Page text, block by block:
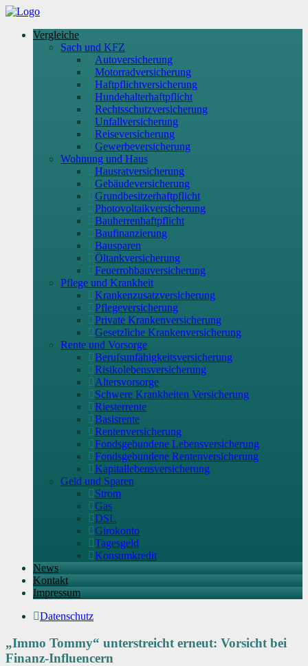
Vergleiche
Sach und KFZ
Autoversicherung
Motorradversicherung
Haftpflichtversicherung
Hundehalterhaftpflicht
Rechtsschutzversicherung
Unfallversicherung
Reiseversicherung
Gewerbeversicherung
Wohnung und Haus
Hausratversicherung
Gebäudeversicherung
Grundbesitzerhaftpflicht
Photovoltaikversicherung
Bauherrenhaftpflicht
Baufinanzierung
Bausparen
Öltankversicherung
Feuerrohbauversicherung
Pflege und Krankheit
Krankenzusatzversicherung
Pflegeversicherung
Private Krankenversicherung
Gesetzliche Krankenversicherung
Rente und Vorsorge
Berufs­unfähigkeitsversicherung
Risikolebensversicherung
Altersvorsorge
Schwere Krankheiten Versicherung
Riesterrente
Basisrente
Rentenversicherung
Fondsgebundene Lebensversicherung
Fondsgebundene Rentenversicherung
Kapitallebensversicherung
Geld und Sparen
Strom
Gas
DSL
Girokonto
Tagesgeld
Konsumkredit
News
Kontakt
Impressum
Datenschutz
„Immo Tommy“ unterstreicht erneut: Vorsicht bei
Finanz-Influencern